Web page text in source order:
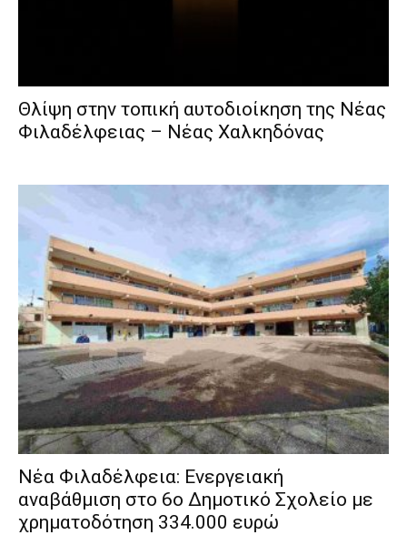
Θλίψη στην τοπική αυτοδιοίκηση της Νέας
Φιλαδέλφειας – Νέας Χαλκηδόνας
Νέα Φιλαδέλφεια: Ενεργειακή
αναβάθμιση στο 6ο Δημοτικό Σχολείο με
χρηματοδότηση 334.000 ευρώ